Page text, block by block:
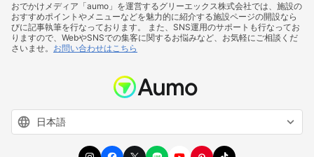
おでかけメディア「aumo」を運営するグリーエックス株式会社では、施設の
おすすめポイントやメニューなどを魅力的に紹介する施設ページの開設なら
びに記事執筆を行なっております。 また、SNS運用のサポートも行なってお
りますので、WebやSNSでの集客に関するお悩みなど、お気軽にご相談くだ
さいませ。 お問い合わせはこちら